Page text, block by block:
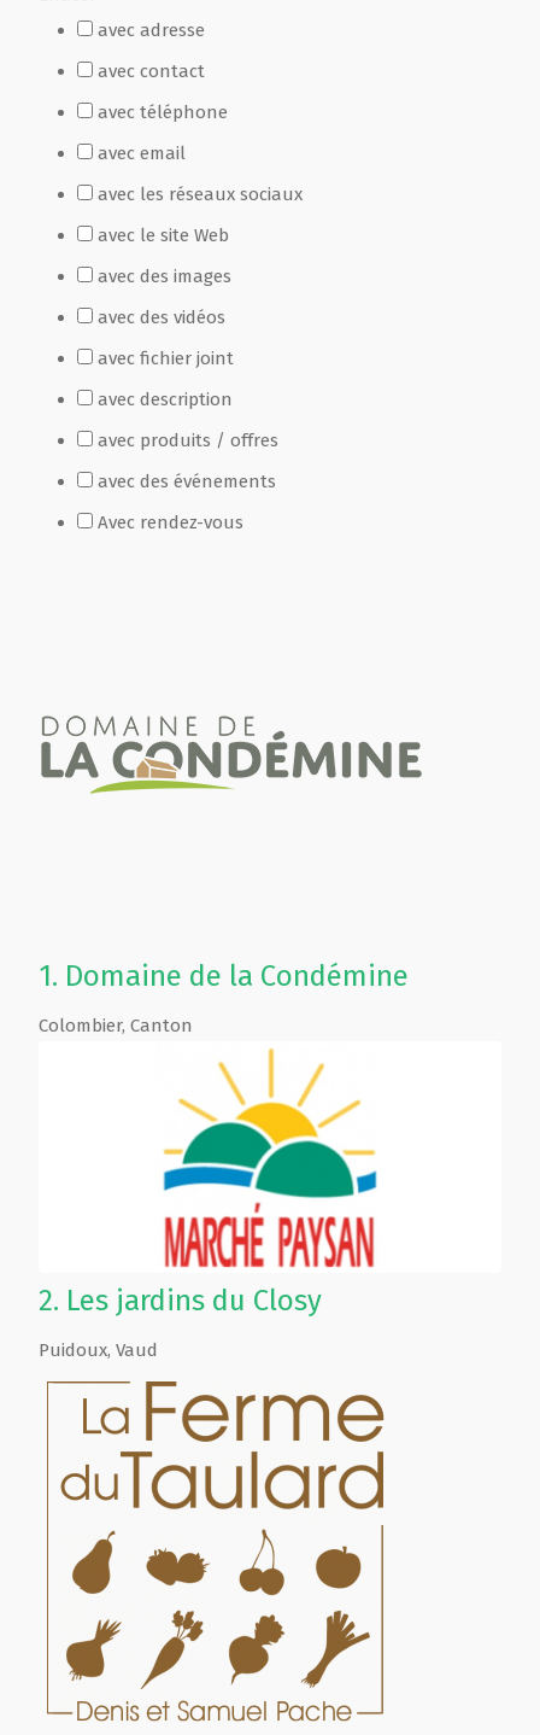
avec adresse
avec contact
avec téléphone
avec email
avec les réseaux sociaux
avec le site Web
avec des images
avec des vidéos
avec fichier joint
avec description
avec produits / offres
avec des événements
Avec rendez-vous
1. Domaine de la Condémine
Colombier, Canton
2. Les jardins du Closy
Puidoux, Vaud
Fête Marché Paysan
Partenaires